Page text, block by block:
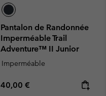
Pantalon de Randonnée
Imperméable Trail
Adventure™ II Junior
Imperméable
Regular price:
40,00 €